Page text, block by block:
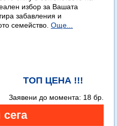
избор за Вашата
забавления и
семейство. Още...
ТОП ЦЕНА !!!
Заявени до момента: 18 бр.